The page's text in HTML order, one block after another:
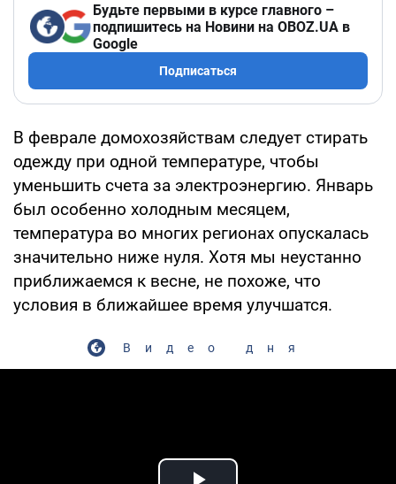
Будьте первыми в курсе главного –
подпишитесь на Новини на OBOZ.UA в
Google
Подписаться
В феврале домохозяйствам следует стирать
одежду при одной температуре, чтобы
уменьшить счета за электроэнергию. Январь
был особенно холодным месяцем,
температура во многих регионах опускалась
значительно ниже нуля. Хотя мы неустанно
приближаемся к весне, не похоже, что
условия в ближайшее время улучшатся.
Видео дня